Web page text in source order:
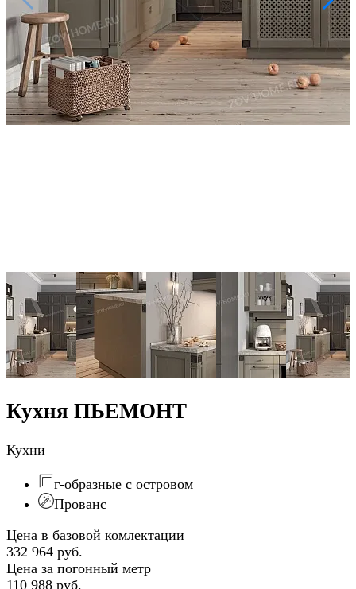
Кухня ПЬЕМОНТ
Кухни
г-образные с островом
Прованс
Цена в базовой комлектации
332 964 руб.
Цена за погонный метр
110 988 руб.